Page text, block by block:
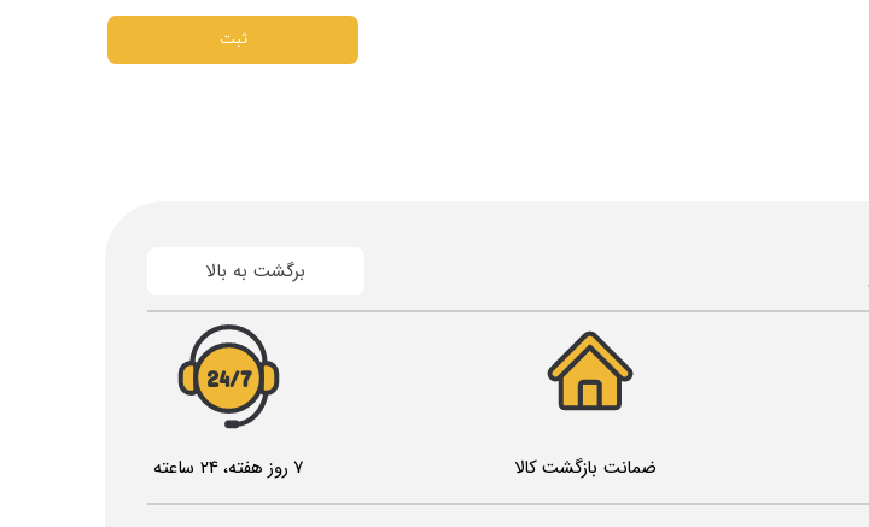
ثبت
7 روز هفته، 24 ساعته ضمانت بازگشت کالا
برگشت به بالا
24/7